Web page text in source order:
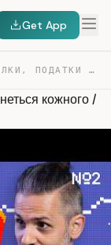
Get App
ПОСИЛКИ, ПОДАТКИ І МИТНИЦЯ: ЧОМУ ЦЕ ТОРКНЕТЬСЯ КОЖНОГО … — TRANSCRIPT
кожного /